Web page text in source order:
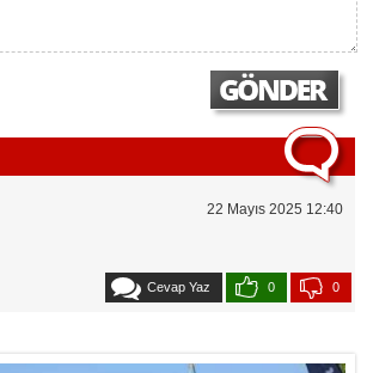
22 Mayıs 2025 12:40
0
0
Cevap Yaz